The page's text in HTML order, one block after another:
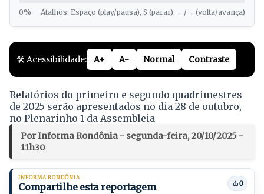
0% Atalhos: Espaço (play/pausa), S (parar), ←/→ (volta/avança)
🛠️ Acessibilidade: A+ A- Normal Contraste
Relatórios do primeiro e segundo quadrimestres
de 2025 serão apresentados no dia 28 de outubro,
no Plenarinho 1 da Assembleia
Por Informa Rondônia - segunda-feira, 20/10/2025 -
11h30
INFORMA RONDÔNIA
Compartilhe esta reportagem 0